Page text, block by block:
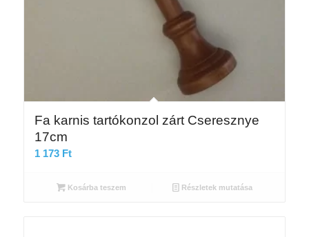
Fa karnis tartókonzol zárt Cseresznye
17cm
1 173 Ft
Kosárba teszem Részletek mutatása